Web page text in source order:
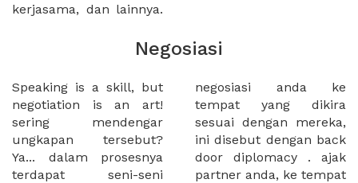
kerjasama, dan lainnya.
Negosiasi
Speaking is a skill, but
negotiation is an art!
sering mendengar
ungkapan tersebut?
Ya... dalam prosesnya
terdapat seni-seni
negosiasi anda ke
tempat yang dikira
sesuai dengan mereka,
ini disebut dengan back
door diplomacy . ajak
partner anda, ke tempat